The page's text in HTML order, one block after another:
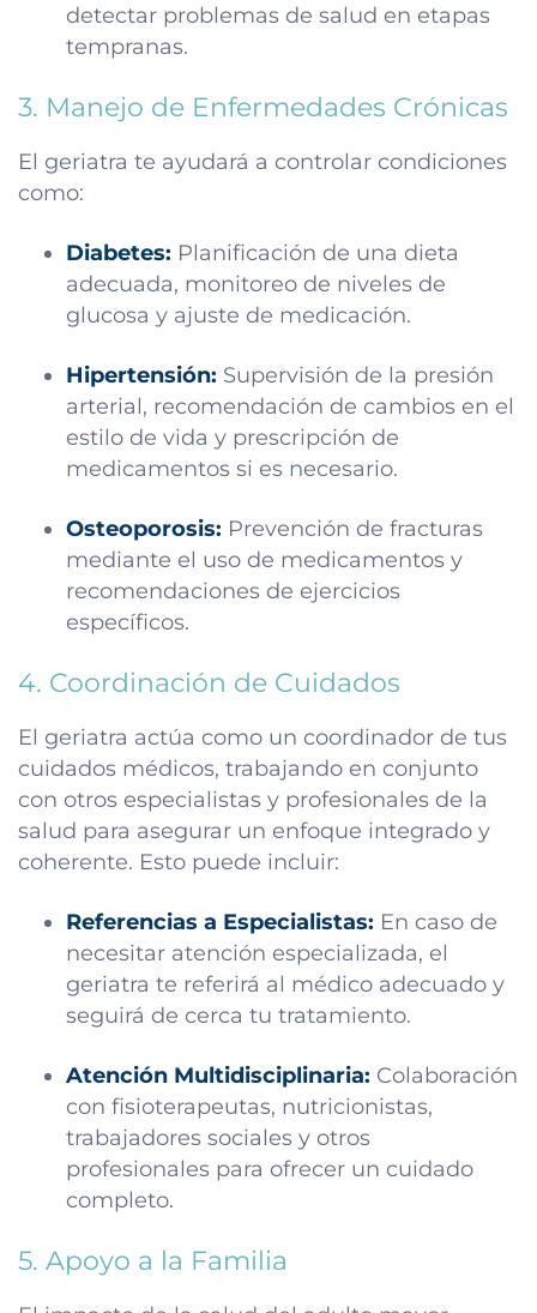
detectar problemas de salud en etapas
tempranas.
3. Manejo de Enfermedades Crónicas
El geriatra te ayudará a controlar condiciones
como:
Diabetes: Planificación de una dieta
adecuada, monitoreo de niveles de
glucosa y ajuste de medicación.
Hipertensión: Supervisión de la presión
arterial, recomendación de cambios en el
estilo de vida y prescripción de
medicamentos si es necesario.
Osteoporosis: Prevención de fracturas
mediante el uso de medicamentos y
recomendaciones de ejercicios
específicos.
4. Coordinación de Cuidados
El geriatra actúa como un coordinador de tus
cuidados médicos, trabajando en conjunto
con otros especialistas y profesionales de la
salud para asegurar un enfoque integrado y
coherente. Esto puede incluir:
Referencias a Especialistas: En caso de
necesitar atención especializada, el
geriatra te referirá al médico adecuado y
seguirá de cerca tu tratamiento.
Atención Multidisciplinaria: Colaboración
con fisioterapeutas, nutricionistas,
trabajadores sociales y otros
profesionales para ofrecer un cuidado
completo.
5. Apoyo a la Familia